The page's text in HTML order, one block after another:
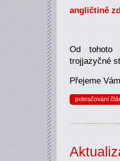
angličtině
Od tohoto
trojjazyčné
Přejeme
pokračování